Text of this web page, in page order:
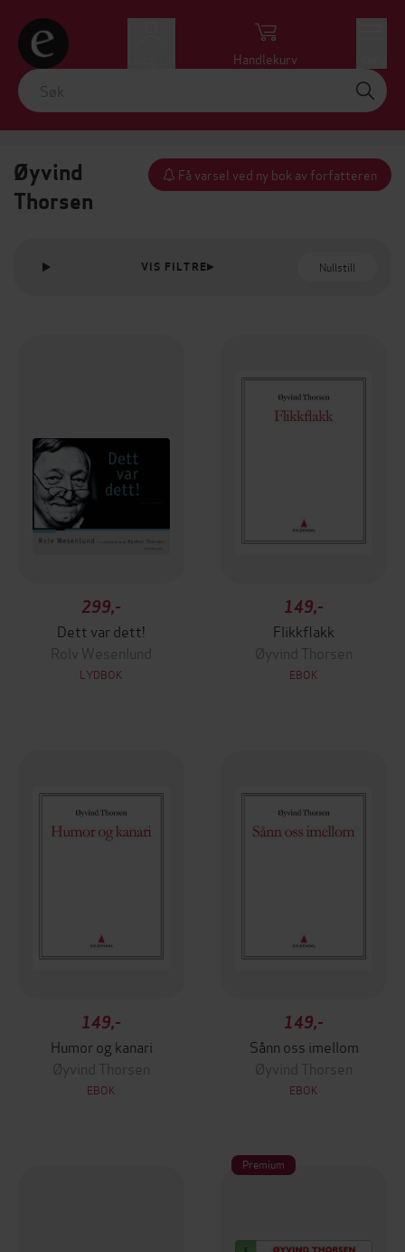
Handlekurv
Øyvind
Thorsen
Få varsel ved ny bok av forfatteren
VIS FILTRE Nullstill
299,-
Dett var dett!
Rolv Wesenlund
LYDBOK
149,-
Flikkflakk
Øyvind Thorsen
EBOK
149,-
Humor og kanari
Øyvind Thorsen
EBOK
149,-
Sånn oss imellom
Øyvind Thorsen
EBOK
Premium